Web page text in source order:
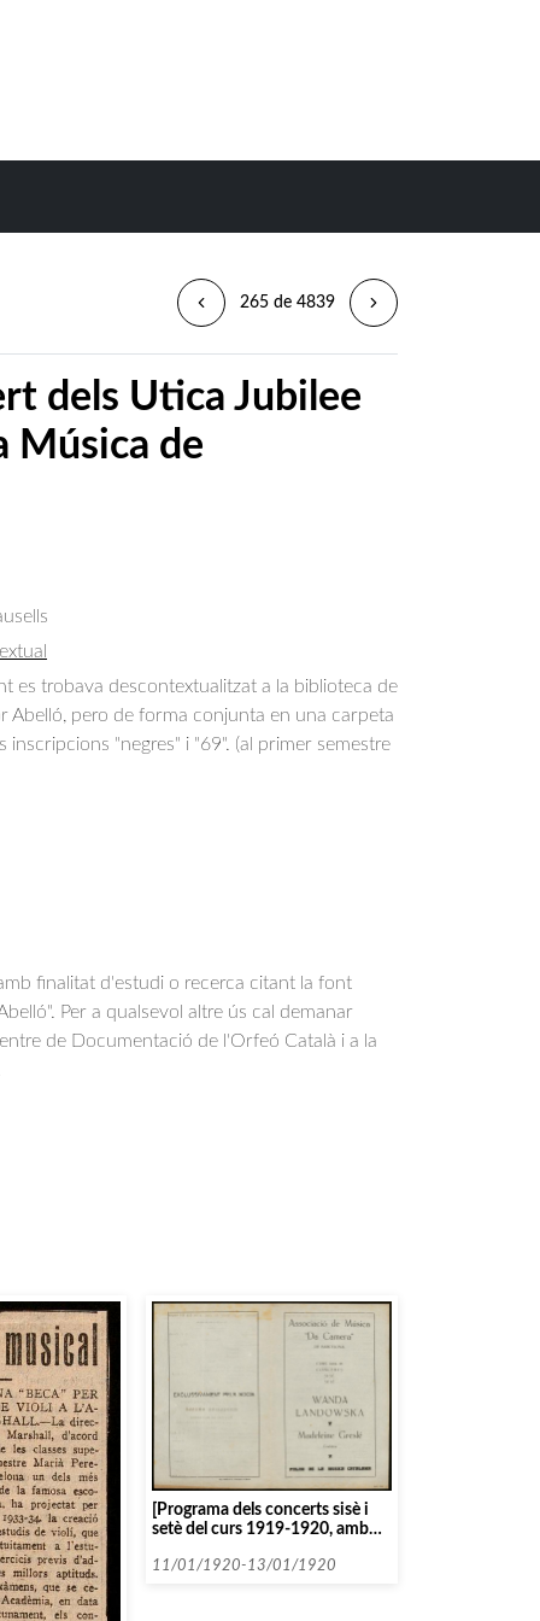
265 de 4839
dels Utica Jubilee
Música de
es trobava descontextualitzat a la biblioteca de
Abelló, pero de forma conjunta en una carpeta
inscripcions "negres" i "69". (al primer semestre
finalitat d'estudi o recerca citant la font
Per a qualsevol altre ús cal demanar
de Documentació de l'Orfeó Català i a la
[Programa dels concerts sisè i
setè del curs 1919-1920, amb
11/01/1920-13/01/1920